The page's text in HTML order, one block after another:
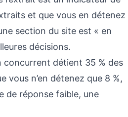
et que vous en détenez
section du site est « en
décisions.
concurrent détient 35 % des
vous n’en détenez que 8 %,
de réponse faible, une